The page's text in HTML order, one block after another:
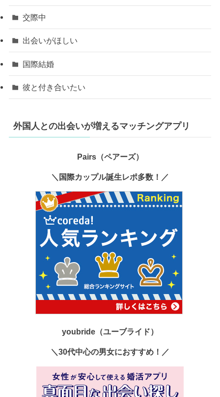
交際中
出会いがほしい
国際結婚
彼と付き合いたい
外国人との出会いが増えるマッチングアプリ
Pairs（ペアーズ）
＼国際カップル誕生レポ多数！／
youbride（ユーブライド）
＼30代中心の男女におすすめ！／